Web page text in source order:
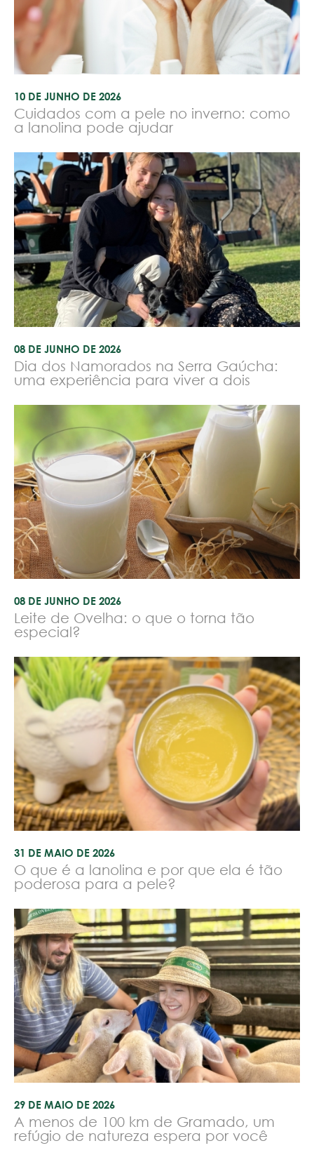
10 DE JUNHO DE 2026
Cuidados com a pele no inverno: como
a lanolina pode ajudar
08 DE JUNHO DE 2026
Dia dos Namorados na Serra Gaúcha:
uma experiência para viver a dois
08 DE JUNHO DE 2026
Leite de Ovelha: o que o torna tão
especial?
31 DE MAIO DE 2026
O que é a lanolina e por que ela é tão
poderosa para a pele?
29 DE MAIO DE 2026
A menos de 100 km de Gramado, um
refúgio de natureza espera por você